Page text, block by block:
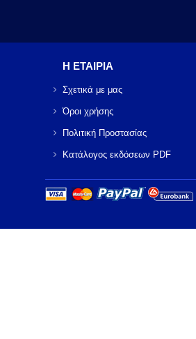
Η ΕΤΑΙΡΙΑ
Σχετικά με μας
Όροι χρήσης
Πολιτική Προστασίας
Κατάλογος εκδόσεων PDF